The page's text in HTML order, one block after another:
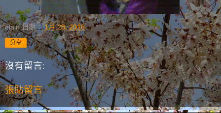
elain 日期：1月 28, 2016
分享
沒有留言:
張貼留言